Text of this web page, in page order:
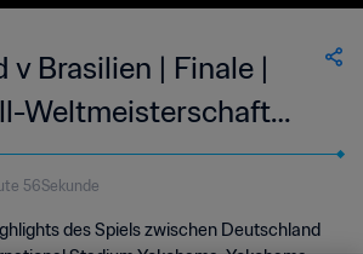
v Brasilien | Finale |
Weltmeisterschaft
2002™ | Highlights
56Sekunde
des Spiels zwischen Deutschland